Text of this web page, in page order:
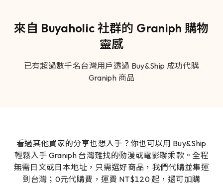
來自 Buyaholic 社群的 Graniph 購物
靈感
已有超過數千名台灣用戶透過 Buy&Ship 成功代購
Graniph 商品
看過其他買家的分享也想入手？你也可以用 Buy&Ship
輕鬆入手 Graniph 台灣難找的動漫或電影聯乘款。全程
無需日文或日本地址，只需選好商品，我們代購並集運
到台灣；0元代購費，運費 NT$120 起，還可加購